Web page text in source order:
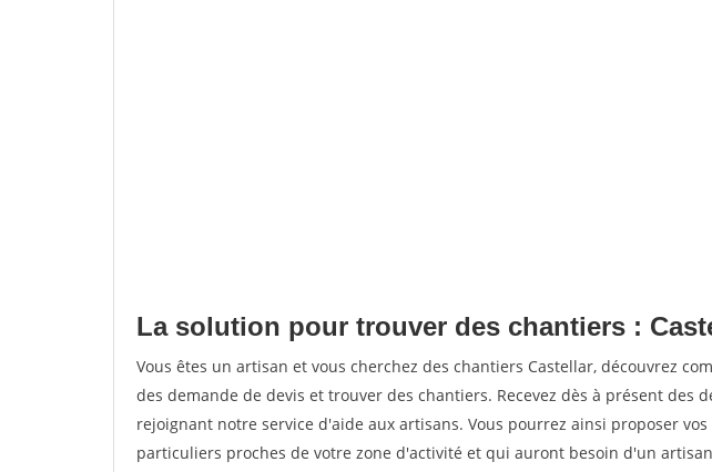
La solution pour trouver des chantiers :
Vous êtes un artisan et vous cherchez des chantiers Castellar, découvrez
des demande de devis et trouver des chantiers. Recevez dès à présent des
rejoignant notre service d'aide aux artisans. Vous pourrez ainsi proposer vos
particuliers proches de votre zone d'activité et qui auront besoin d'un